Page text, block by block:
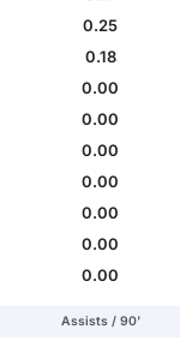
0.25
0.18
0.00
0.00
0.00
0.00
0.00
0.00
0.00
Assists / 90'